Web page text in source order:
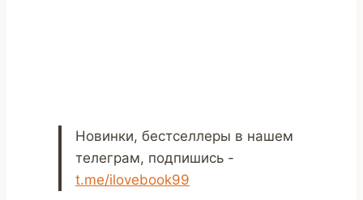
Новинки, бестселлеры в нашем
телеграм, подпишись -
t.me/ilovebook99